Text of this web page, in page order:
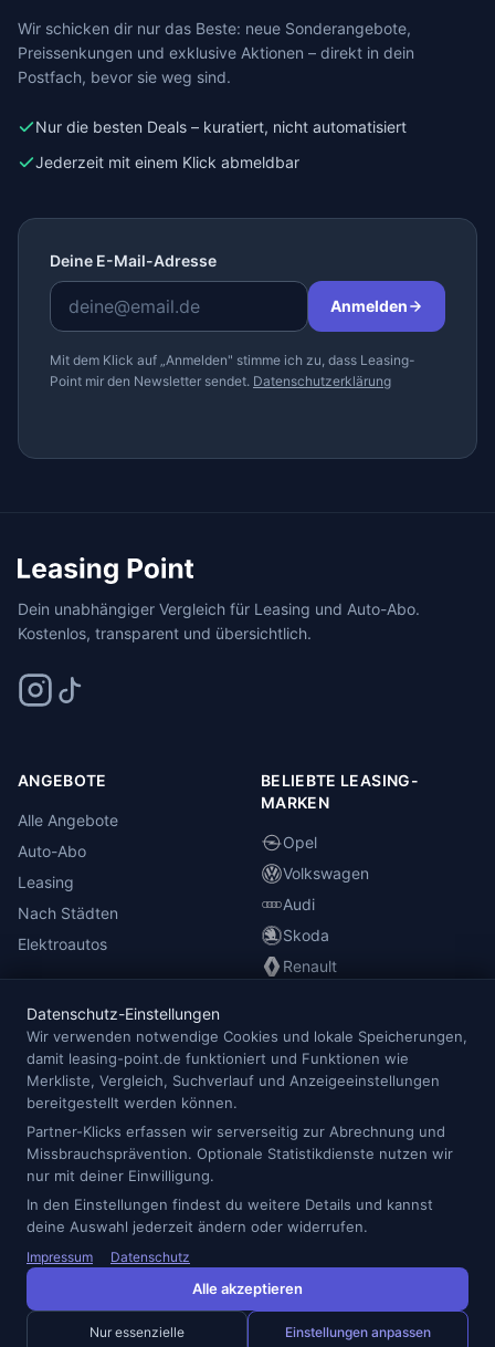
Wir schicken dir nur das Beste: neue Sonderangebote,
Preissenkungen und exklusive Aktionen – direkt in dein
Postfach, bevor sie weg sind.
Nur die besten Deals – kuratiert, nicht automatisiert
Jederzeit mit einem Klick abmeldbar
Deine E-Mail-Adresse
Anmelden
Mit dem Klick auf „Anmelden" stimme ich zu, dass Leasing-
Point mir den Newsletter sendet. Datenschutzerklärung
Dein unabhängiger Vergleich für Leasing und Auto-Abo.
Kostenlos, transparent und übersichtlich.
ANGEBOTE
Alle Angebote
Auto-Abo
Leasing
Nach Städten
Elektroautos
BELIEBTE LEASING-
MARKEN
Opel
Volkswagen
Audi
Skoda
Renault
INFORMATIONEN
Anbieterübersicht
Blog
Redaktion
Impressum
Datenschutz
Cookie-Einstellungen
© 2026 Leasing Point — Alle Angaben ohne Gewähr.
* Preise inkl. MwSt., Laufzeit- und km-Paket-abhängig. Details beim
Datenschutz-Einstellungen
Wir verwenden notwendige Cookies und lokale Speicherungen,
damit leasing-point.de funktioniert und Funktionen wie
Merkliste, Vergleich, Suchverlauf und Anzeigeeinstellungen
bereitgestellt werden können.
Partner-Klicks erfassen wir serverseitig zur Abrechnung und
Missbrauchsprävention. Optionale Statistikdienste nutzen wir
nur mit deiner Einwilligung.
In den Einstellungen findest du weitere Details und kannst
deine Auswahl jederzeit ändern oder widerrufen.
Impressum Datenschutz
Alle akzeptieren
Nur essenzielle Einstellungen anpassen